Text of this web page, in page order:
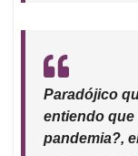
Paradójico
entiendo que
pandemia?,